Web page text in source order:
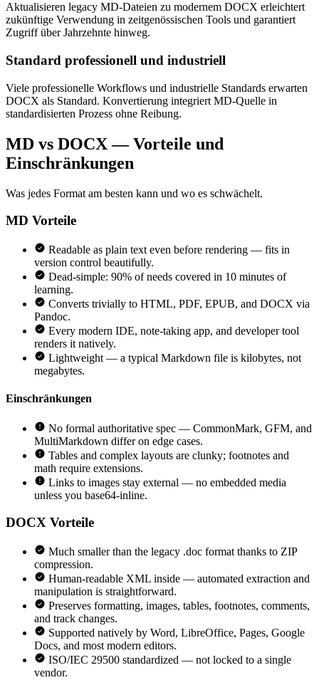
Aktualisieren legacy MD-Dateien zu modernem DOCX erleichtert
zukünftige Verwendung in zeitgenössischen Tools und garantiert
Zugriff über Jahrzehnte hinweg.
Standard professionell und industriell
Viele professionelle Workflows und industrielle Standards erwarten
DOCX als Standard. Konvertierung integriert MD-Quelle in
standardisierten Prozess ohne Reibung.
MD vs DOCX — Vorteile und
Einschränkungen
Was jedes Format am besten kann und wo es schwächelt.
MD Vorteile
Readable as plain text even before rendering — fits in
version control beautifully.
Dead-simple: 90% of needs covered in 10 minutes of
learning.
Converts trivially to HTML, PDF, EPUB, and DOCX via
Pandoc.
Every modern IDE, note-taking app, and developer tool
renders it natively.
Lightweight — a typical Markdown file is kilobytes, not
megabytes.
Einschränkungen
No formal authoritative spec — CommonMark, GFM, and
MultiMarkdown differ on edge cases.
Tables and complex layouts are clunky; footnotes and
math require extensions.
Links to images stay external — no embedded media
unless you base64-inline.
DOCX Vorteile
Much smaller than the legacy .doc format thanks to ZIP
compression.
Human-readable XML inside — automated extraction and
manipulation is straightforward.
Preserves formatting, images, tables, footnotes, comments,
and track changes.
Supported natively by Word, LibreOffice, Pages, Google
Docs, and most modern editors.
ISO/IEC 29500 standardized — not locked to a single
vendor.